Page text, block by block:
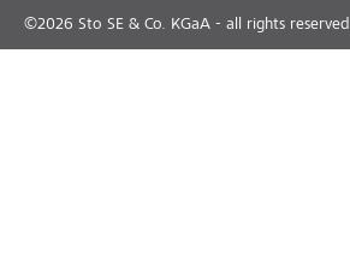
©2026 Sto SE & Co. KGaA - all rights reserved